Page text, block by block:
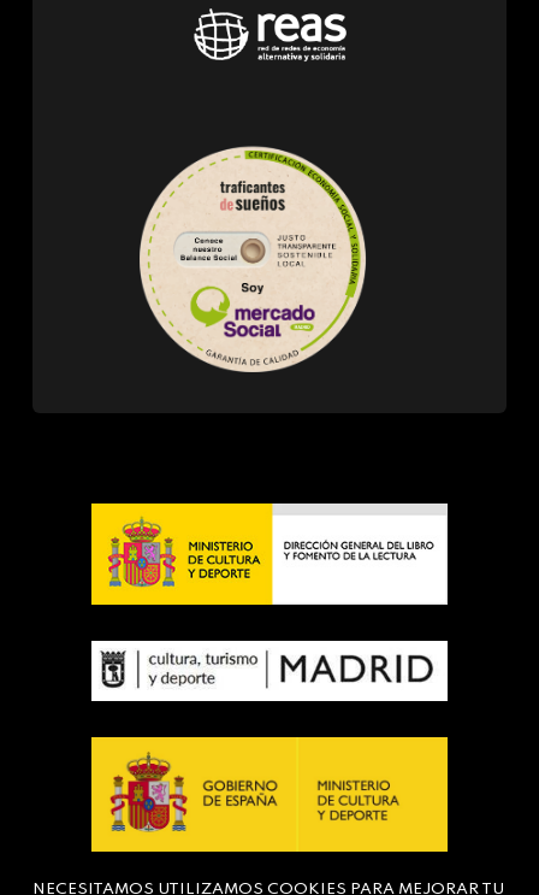
NECESITAMOS UTILIZAMOS COOKIES PARA MEJORAR TU